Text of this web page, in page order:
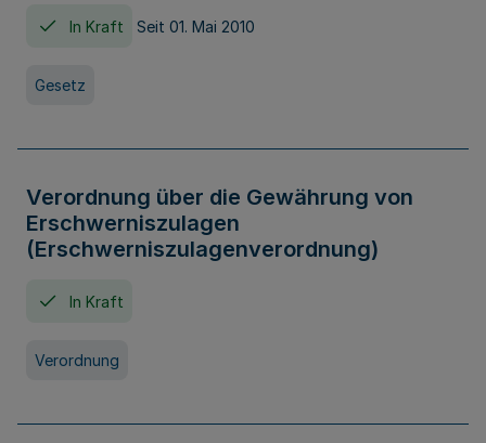
In Kraft Seit 01. Mai 2010
Gesetz
Verordnung über die Gewährung von
Erschwerniszulagen
(Erschwerniszulagenverordnung)
In Kraft
Verordnung